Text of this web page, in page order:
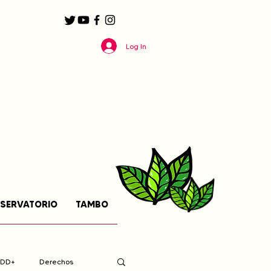
TAMBO
Log In
Derechos